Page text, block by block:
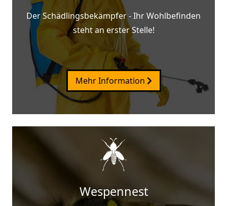
Der Schädlingsbekämpfer - Ihr Wohlbefinden
steht an erster Stelle!
Mehr Information
Wespennest